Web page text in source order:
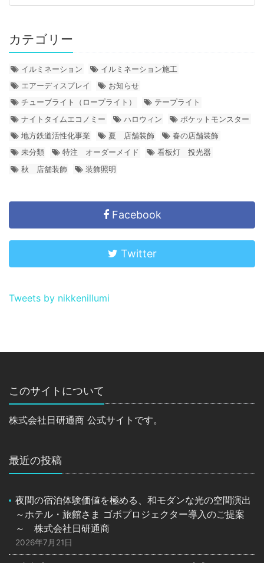
カテゴリー
イルミネーション
イルミネーション施工
エアーディスプレイ
お知らせ
チューブライト（ロープライト）
テープライト
ナイトタイムエコノミー
ハロウィン
ポケットモンスター
地方鉄道活性化事業
夏 店舗装飾
春の店舗装飾
未分類
特注 オーダーメイド
看板灯 投光器
秋 店舗装飾
装飾照明
Facebook
Twitter
Tweets by nikkenillumi
このサイトについて
株式会社日研通商 公式サイトです。
最近の投稿
夜間の宿泊体験価値を極める、和モダンな光の空間演出
～ホテル・旅館さま ゴボプロジェクター導入のご提案
～ 株式会社日研通商
2026年7月21日